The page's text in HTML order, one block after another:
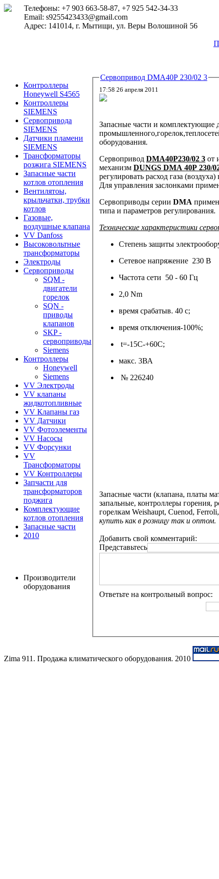
Телефоны: +7 903 663-58-87, +7 925 542-34-33
Email: s9255423433@gmail.com
Адрес: 141014, г. Мытищи, ул. Веры Волошиной 56
Контроллеры
Honeywell S4565
Контроллеры
SIEMENS
Сервопривода
SIEMENS
Датчики пламени
SIEMENS
Трансформаторы
розжига SIEMENS
Запасные части
котлов отопления
Вентилятоы,
крыльчатки, трубки
котлов
Газовые,
воздушные клапана
VV Danfoss
Высоковольтные
трансформаторы
Электроды
Сервоприводы
SQM -
двигатели
горелок
SQN -
приводы
клапанов
SKP -
сервоприводы
Siemens
Контроллеры
Honeywell
Siemens
VV Электроды
VV клапаны
жидкотопливные
VV Клапаны газ
VV Датчики
VV Фотоэлементы
VV Насосы
VV Форсунки
VV
Трансформаторы
VV Контроллеры
Запчасти для
трансформаторов
поджига
Комплектующие
котлов отопления
Запасные части
2010
Производители
оборудования
Сервопривод DMA40P 230/02 3
17:58 26 апреля 2011
Запасные части и комплектующие
оборудования.
Сервопривод DMA40P230/02 3 от
механизм DUNGS DMA 40P 230/
регулировать расход газа
Для управления заслонками
Сервоприводы серии DMA
типа и параметров регулирования.
Технические характеристики
Степень защиты
Сетевое напряжение 230 В
Частота сети 50 - 60 Гц
2,0 Nm
время срабатыв. 40 с;
время отключения-100%;
t=-15С-+60С;
макс. 3ВА
№ 226240
Запасные части (клапана, платы
запальные, контроллеры горения,
горелкам Weishaupt, Cuenod,
купить как в розницу так и оптом.
Добавить свой комментарий:
Представьтесь
Ответьте на контрольный вопрос:
Zima 911. Продажа климатического оборудования. 2010